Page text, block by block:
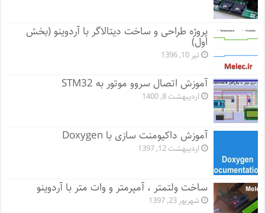
پروژه طراحی و ساخت دیتالاگر با آردوینو (بخش
اول)
تیر 10, 1396
آموزش اتصال سروو موتور به STM32
اردیبهشت 8, 1400
آموزش داکیومنت سازی با Doxygen
اردیبهشت 12, 1397
ساخت ولتمتر ، آمپرمتر و وات متر با آردوینو
شهریور 23, 1397